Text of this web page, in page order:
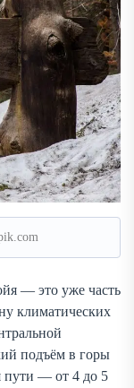
— это уже часть
климатических
подъём в горы
пути — от 4 до 5